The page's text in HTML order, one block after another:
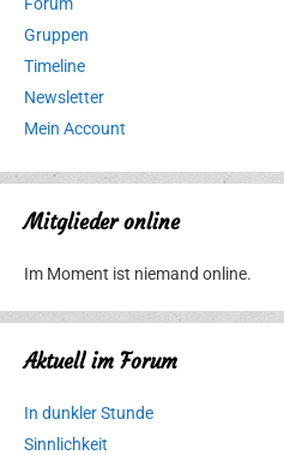
Gruppen
Timeline
Newsletter
Mein Account
Mitglieder online
Im Moment ist niemand online.
Aktuell im Forum
In dunkler Stunde
Sinnlichkeit